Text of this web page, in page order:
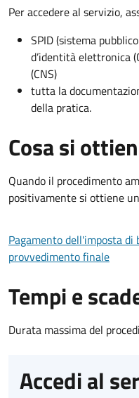
Per accedere al servizio,
SPID (sistema
d’identità elettronica
(CNS)
tutta la
della pratica.
Cosa si
Quando il procedimento
positivamente si ottiene
Pagamento dell'imposta di
provvedimento finale
Tempi e
Durata massima del
Accedi al